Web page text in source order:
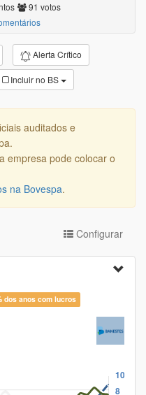
91 votos
Alerta Crítico
Incluir no BS
auditados e
empresa pode colocar o
na Bovespa.
Configurar
dos anos com lucros